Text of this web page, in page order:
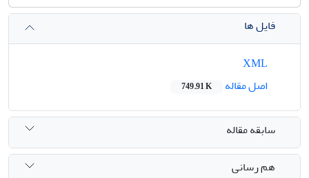
فایل ها
اصل مقاله
749.91 K
سابقه مقاله
هم رسانی